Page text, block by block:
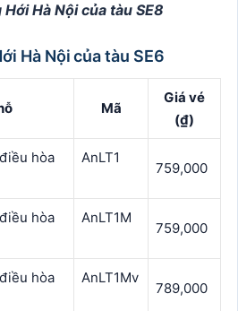
Hà Nội của tàu SE8
Hà Nội của tàu SE6
Mã
Giá vé
(₫)
hòa
AnLT1
759,000
hòa
AnLT1M
759,000
hòa
AnLT1Mv
789,000